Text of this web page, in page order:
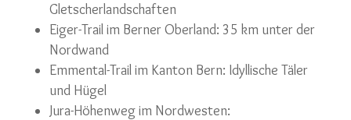
Gletscherlandschaften
Eiger-Trail im Berner Oberland: 35 km unter der
Nordwand
Emmental-Trail im Kanton Bern: Idyllische Täler
und Hügel
Jura-Höhenweg im Nordwesten: